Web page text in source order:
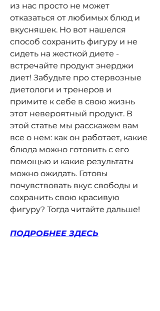
из нас просто не может
отказаться от любимых блюд и
вкусняшек. Но вот нашелся
способ сохранить фигуру и не
сидеть на жесткой диете -
встречайте продукт энерджи
диет! Забудьте про стервозные
диетологи и тренеров и
примите к себе в свою жизнь
этот невероятный продукт. В
этой статье мы расскажем вам
все о нем: как он работает, какие
блюда можно готовить с его
помощью и какие результаты
можно ожидать. Готовы
почувствовать вкус свободы и
сохранить свою красивую
фигуру? Тогда читайте дальше!
ПОДРОБНЕЕ ЗДЕСЬ